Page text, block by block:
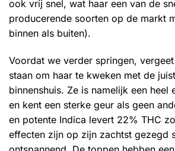
ook vrij snel, wat haar een van de
producerende soorten op de markt
binnen als buiten).
Voordat we verder springen,
staan ​​om haar te kweken met de
binnenshuis. Ze is namelijk een heel
en kent een sterke geur als geen
en potente Indica levert 22% THC
effecten zijn op zijn zachtst gezegd